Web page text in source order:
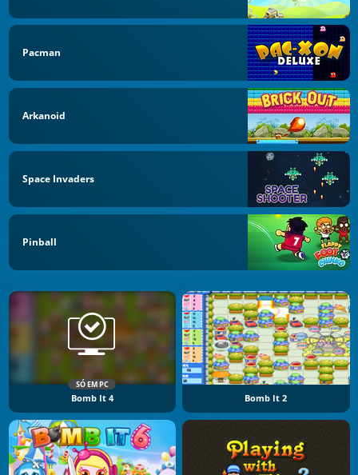
Pacman
Arkanoid
Space Invaders
Pinball
SÓ EM PC
Bomb It 4 Bomb It 2